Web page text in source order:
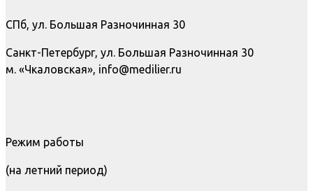
СПб, ул. Большая Разночинная 30
Санкт-Петербург, ул. Большая Разночинная 30
м. «Чкаловская», info@medilier.ru
Режим работы
(на летний период)